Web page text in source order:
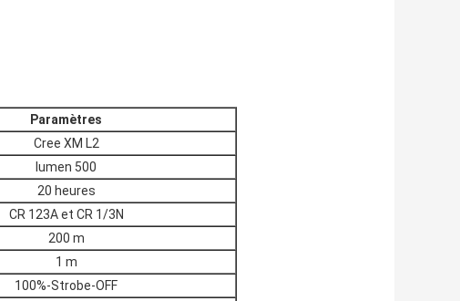
Paramètres
Cree XM L2
lumen 500
20 heures
CR 123A et CR 1/3N
200 m
1 m
100%-Strobe-OFF